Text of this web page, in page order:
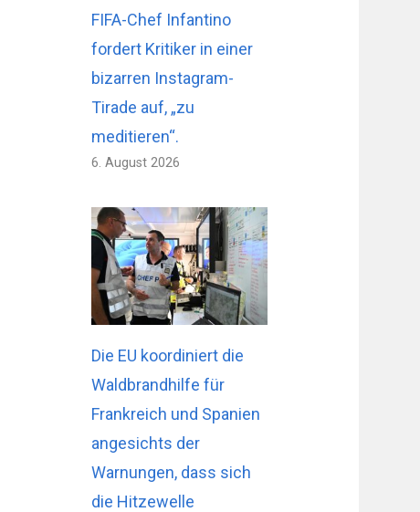
FIFA-Chef Infantino
fordert Kritiker in einer
bizarren Instagram-
Tirade auf, „zu
meditieren“.
6. August 2026
Die EU koordiniert die
Waldbrandhilfe für
Frankreich und Spanien
angesichts der
Warnungen, dass sich
die Hitzewelle